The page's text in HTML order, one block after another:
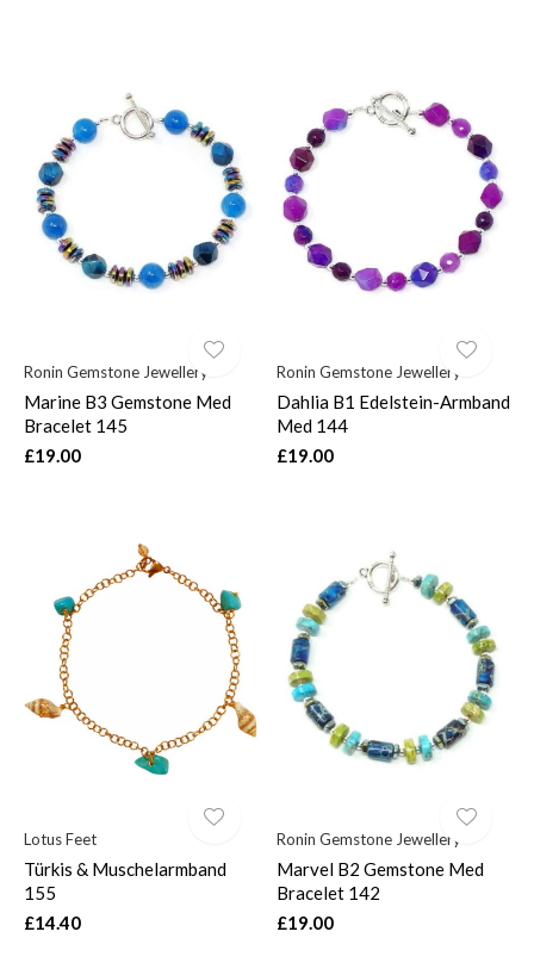
Ronin Gemstone Jewellery
Marine B3 Gemstone Med
Bracelet 145
£19.00
Ronin Gemstone Jewellery
Dahlia B1 Edelstein-Armband
Med 144
£19.00
Lotus Feet
Türkis & Muschelarmband
155
£14.40
Ronin Gemstone Jewellery
Marvel B2 Gemstone Med
Bracelet 142
£19.00